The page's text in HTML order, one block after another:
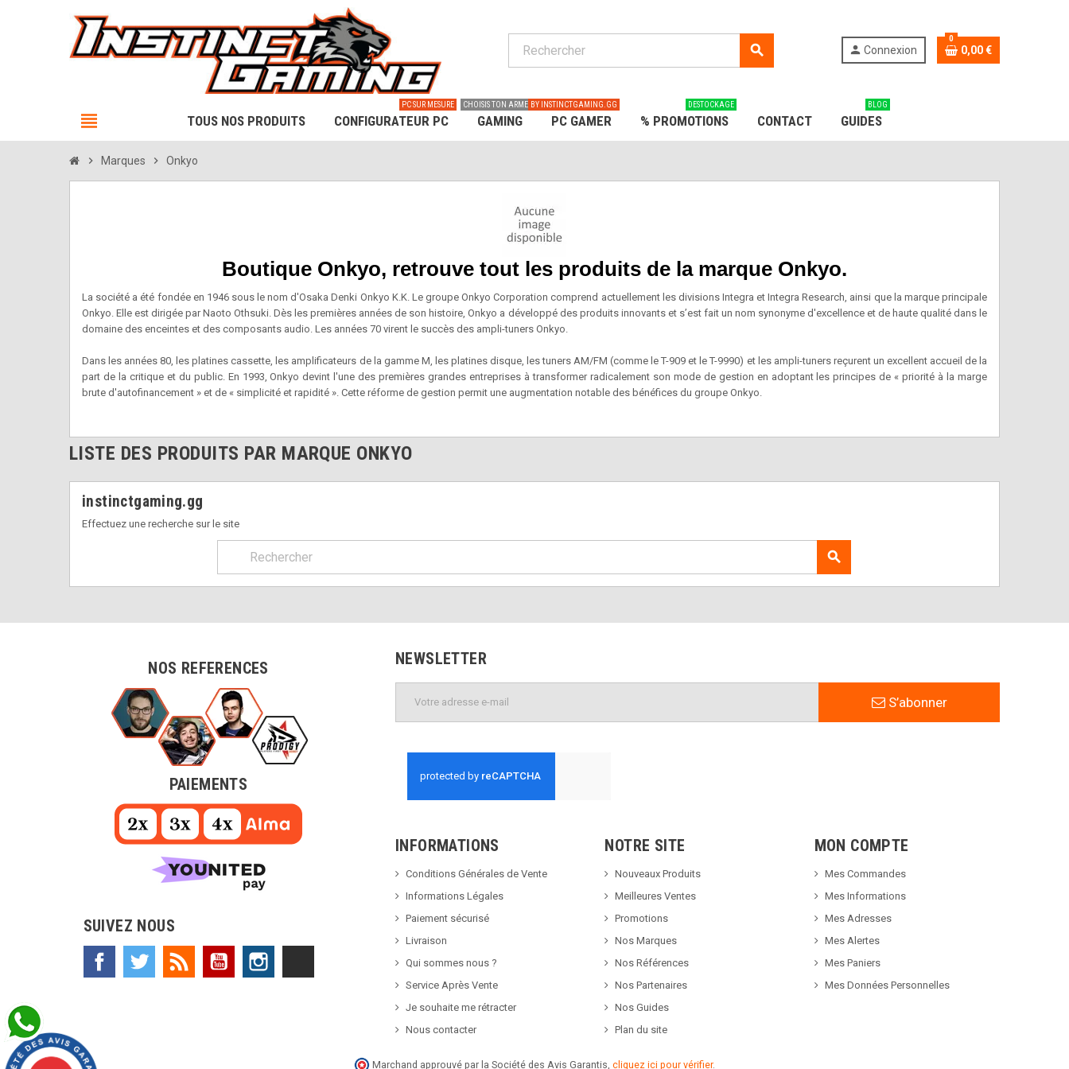
search person Connexion
0
0,00 €
view_headline TOUS NOS PRODUITS CONFIGURATEUR PC
PC SUR MESURE
GAMING
CHOISIS TON ARME
PC GAMER
BY INSTINCTGAMING.GG
% PROMOTIONS
DESTOCKAGE
CONTACT GUIDES
BLOG
chevron_right Marques chevron_right Onkyo
Boutique Onkyo, retrouve tout les produits de la marque Onkyo.
La société a été fondée en 1946 sous le nom d'Osaka Denki Onkyo K.K. Le groupe Onkyo Corporation comprend actuellement les divisions Integra et Integra Research, ainsi que la marque principale
Onkyo. Elle est dirigée par Naoto Othsuki. Dès les premières années de son histoire, Onkyo a développé des produits innovants et s’est fait un nom synonyme d'excellence et de haute qualité dans le
domaine des enceintes et des composants audio. Les années 70 virent le succès des ampli-tuners Onkyo.
Dans les années 80, les platines cassette, les amplificateurs de la gamme M, les platines disque, les tuners AM/FM (comme le T-909 et le T-9990) et les ampli-tuners reçurent un excellent accueil de la
part de la critique et du public. En 1993, Onkyo devint l'une des premières grandes entreprises à transformer radicalement son mode de gestion en adoptant les principes de « priorité à la marge
brute d'autofinancement » et de « simplicité et rapidité ». Cette réforme de gestion permit une augmentation notable des bénéfices du groupe Onkyo.
LISTE DES PRODUITS PAR MARQUE ONKYO
instinctgaming.gg
Effectuez une recherche sur le site
search
NOS REFERENCES
PAIEMENTS
SUIVEZ NOUS
Facebook Twitter Rss YouTube
NEWSLETTER
S’abonner
INFORMATIONS
Conditions Générales de Vente
Informations Légales
Paiement sécurisé
Livraison
Qui sommes nous ?
Service Après Vente
Je souhaite me rétracter
Nous contacter
NOTRE SITE
Nouveaux Produits
Meilleures Ventes
Promotions
Nos Marques
Nos Références
Nos Partenaires
Nos Guides
Plan du site
MON COMPTE
Mes Commandes
Mes Informations
Mes Adresses
Mes Alertes
Mes Paniers
Mes Données Personnelles
Marchand approuvé par la Société des Avis Garantis, cliquez ici pour vérifier.